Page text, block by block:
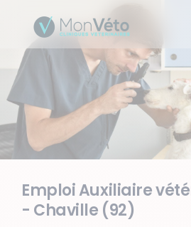
Emploi Auxiliaire
- Chaville (92)